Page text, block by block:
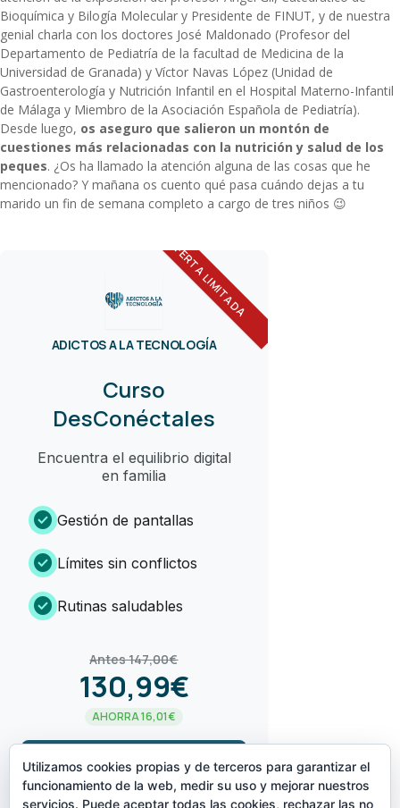
Bioquímica y Bilogía Molecular y Presidente de FINUT, y de nuestra
genial charla con los doctores José Maldonado (Profesor del
Departamento de Pediatría de la facultad de Medicina de la
Universidad de Granada) y Víctor Navas López (Unidad de
Gastroenterología y Nutrición Infantil en el Hospital Materno-Infantil
de Málaga y Miembro de la Asociación Española de Pediatría).
Desde luego, os aseguro que salieron un montón de
cuestiones más relacionadas con la nutrición y salud de los
peques. ¿Os ha llamado la atención alguna de las cosas que he
mencionado? Y mañana os cuento qué pasa cuándo dejas a tu
marido un fin de semana completo a cargo de tres niños 😉
OFERTA LIMITADA
ADICTOS A LA TECNOLOGÍA
Curso
DesConéctales
Encuentra el equilibrio digital
en familia
check_circle Gestión de pantallas
check_circle Límites sin conflictos
check_circle Rutinas saludables
Antes 147,00€
130,99€
AHORRA 16,01€
¡LO QUIERO!arrow_forward
Utilizamos cookies propias y de terceros para garantizar el
funcionamiento de la web, medir su uso y mejorar nuestros
servicios. Puede aceptar todas las cookies, rechazar las no